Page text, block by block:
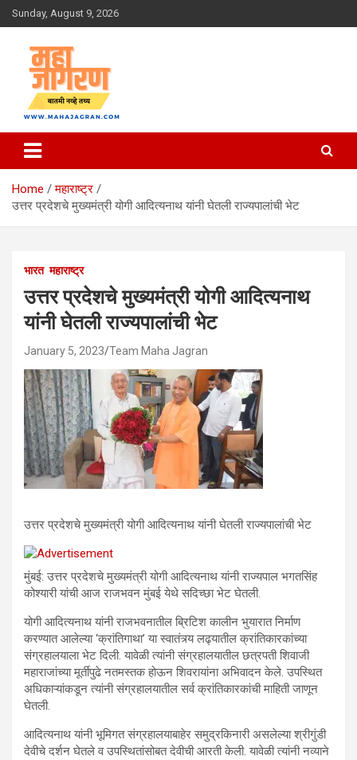
Skip
to
Sunday, August 9, 2026
महा जागरण
Home
महाराष्ट्र
उत्तर प्रदेशचे मुख्यमंत्री योगी आदित्यनाथ यांनी घेतली राज्यपालांची भेट
भारत महाराष्ट्र
उत्तर प्रदेशचे मुख्यमंत्री योगी आदित्यनाथ
यांनी घेतली राज्यपालांची भेट
January 5, 2023 Team Maha Jagran
उत्तर प्रदेशचे मुख्यमंत्री योगी आदित्यनाथ यांनी घेतली राज्यपालांची भेट
मुंबई: उत्तर प्रदेशचे मुख्यमंत्री योगी आदित्यनाथ यांनी राज्यपाल भगतसिंह
कोश्यारी यांची आज राजभवन मुंबई येथे सदिच्छा भेट घेतली.
योगी आदित्यनाथ यांनी राजभवनातील ब्रिटिश कालीन भुयारात निर्माण
करण्यात आलेल्या ‘क्रांतिगाथा’ या स्वातंत्र्य लढ्यातील क्रांतिकारकांच्या
संग्रहालयाला भेट दिली. यावेळी त्यांनी संग्रहालयातील छत्रपती शिवाजी
महाराजांच्या मूर्तीपुढे नतमस्तक होऊन शिवरायांना अभिवादन केले. उपस्थित
अधिकाऱ्यांकडून त्यांनी संग्रहालयातील सर्व क्रांतिकारकांची माहिती जाणून
घेतली.
आदित्यनाथ यांनी भूमिगत संग्रहालयाबाहेर समुद्रकिनारी असलेल्या श्रीगुंडी
देवीचे दर्शन घेतले व उपस्थितांसोबत देवीची आरती केली. यावेळी त्यांनी नव्याने